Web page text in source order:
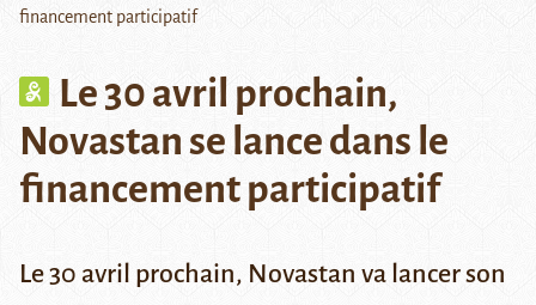
financement participatif
Le 30 avril prochain,
Novastan se lance dans le
financement participatif
Le 30 avril prochain, Novastan va lancer son